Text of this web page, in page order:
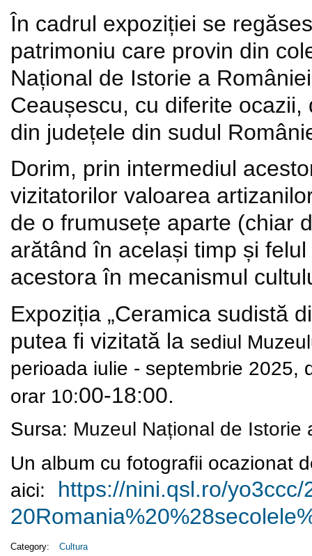
În cadrul expoziției se
patrimoniu care provin din
Național de Istorie a
Ceaușescu, cu diferite
din județele din sudul
Dorim, prin intermediul
vizitatorilor valoarea
de o frumusețe aparte (chiar
arătând în același timp și
acestora în mecanismul
Expoziția „Ceramica sudistă
putea fi vizitată la sediul
perioada iulie - septembrie 2025,
orar 10:00-18:00.
Sursa: Muzeul Național de Istorie
Un album cu fotografii ocazionat
aici:
https://nini.qsl.ro/yo3ccc/
Category: Cultura